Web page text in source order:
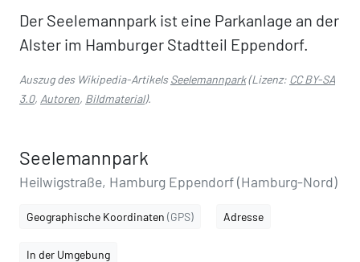
Der Seelemannpark ist eine Parkanlage an der
Alster im Hamburger Stadtteil Eppendorf.
Auszug des Wikipedia-ArtikelsSeelemannpark(Lizenz: CC BY-SA
3.0, Autoren, Bildmaterial).
Seelemannpark
Heilwigstraße, Hamburg Eppendorf (Hamburg-Nord)
Geographische Koordinaten (GPS) Adresse
In der Umgebung